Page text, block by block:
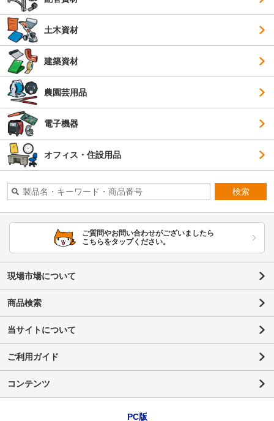
土木資材
建築資材
農園芸用品
電子機器
オフィス・住設用品
検索
ご質問やお問い合わせがございましたら
こちらをタップください。
現場市場について
商品検索
当サイトについて
ご利用ガイド
コンテンツ
PC版